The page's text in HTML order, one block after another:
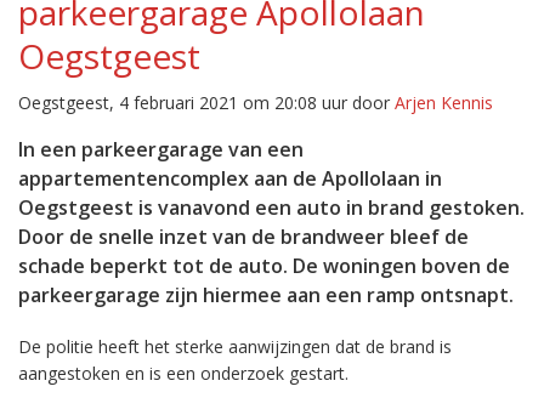
parkeergarage Apollolaan
Oegstgeest
Oegstgeest, 4 februari 2021 om 20:08 uur door Arjen Kennis
In een parkeergarage van een
appartementencomplex aan de Apollolaan in
Oegstgeest is vanavond een auto in brand gestoken.
Door de snelle inzet van de brandweer bleef de
schade beperkt tot de auto. De woningen boven de
parkeergarage zijn hiermee aan een ramp ontsnapt.
De politie heeft het sterke aanwijzingen dat de brand is
aangestoken en is een onderzoek gestart.